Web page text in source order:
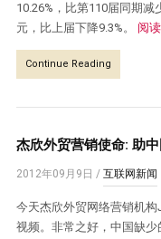
10.26%，比第110届同期减
元，比上届下降9.3%。 阅
Continue Reading
杰欣外贸营销使命: 助
2012年09月9日 / 互联网新闻
今天杰欣外贸网络营销机
视频。非常之好，中国缺